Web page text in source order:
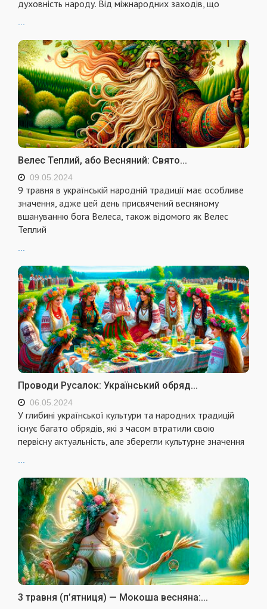
духовність народу. Від міжнародних заходів, що
...
Велес Теплий, або Весняний: Свято...
09.05.2024
9 травня в українській народній традиції має особливе
значення, адже цей день присвячений весняному
вшануванню бога Велеса, також відомого як Велес
Теплий
Проводи Русалок: Український обряд...
06.05.2024
У глибині української культури та народних традицій
існує багато обрядів, які з часом втратили свою
первісну актуальність, але зберегли культурне значення
3 травня (п’ятниця) — Мокоша весняна:...